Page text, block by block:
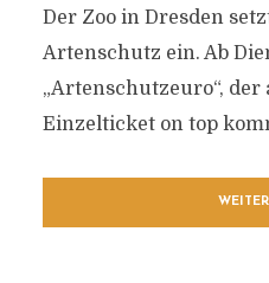
Der Zoo in Dresden
Artenschutz ein. Ab
„Artenschutzeuro“,
Einzelticket on top